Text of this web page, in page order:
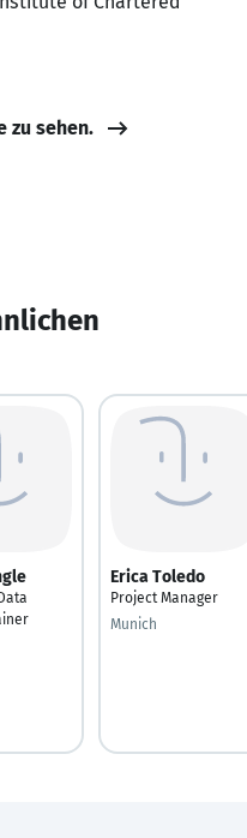
zu sehen.
Erica Toledo
Project Manager
Munich